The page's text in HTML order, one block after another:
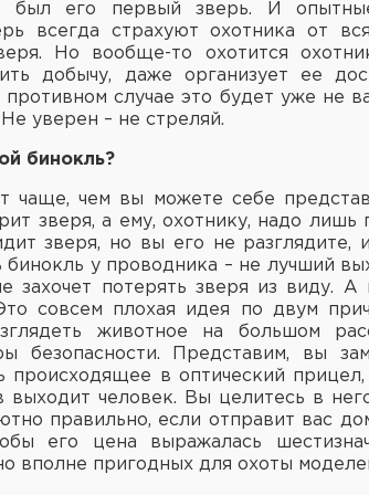
был его первый зверь. И
всегда страхуют охотника от
Но вообще-то охотится
добычу, даже организует ее
случае это будет уже не
уверен – не стреляй.
бинокль?
чаще, чем вы можете себе
зверя, а ему, охотнику, надо лишь
зверя, но вы его не разглядите,
у проводника – не лучший
захочет потерять зверя из виду. А
совсем плохая идея по двум
животное на большом
безопасности. Представим, вы
происходящее в оптический
выходит человек. Вы целитесь в
правильно, если отправит вас
его цена выражалась
вполне пригодных для охоты